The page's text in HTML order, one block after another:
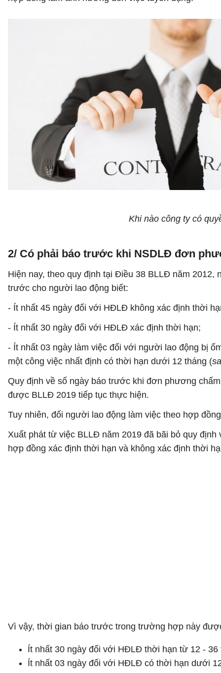
Khi nào công ty có
2/ Có phải báo trước khi NSDLĐ đơn
Hiện nay, theo quy định tại Điều 38 BLLĐ năm
trước cho người lao động biết:
- Ít nhất 45 ngày đối với HĐLĐ không xác định thời
- Ít nhất 30 ngày đối với HĐLĐ xác định thời hạn;
- Ít nhất 03 ngày làm việc đối với người lao động bị
một công việc nhất định có thời hạn dưới 12 tháng (
Quy định về số ngày báo trước khi đơn phương
được BLLĐ 2019 tiếp tục thực hiện.
Tuy nhiên, đối người lao động làm việc theo hợp
Xuất phát từ việc BLLĐ năm 2019 đã bãi bỏ quy
hợp đồng xác định thời hạn và không xác định thời
Vì vậy, thời gian báo trước trong trường hợp này
Ít nhất 30 ngày đối với HĐLĐ thời hạn từ 12 - 36
Ít nhất 03 ngày đối với HĐLĐ có thời hạn dưới